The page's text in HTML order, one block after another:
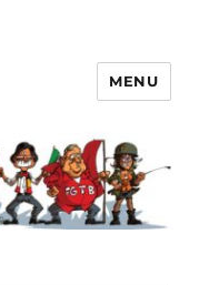
MENU